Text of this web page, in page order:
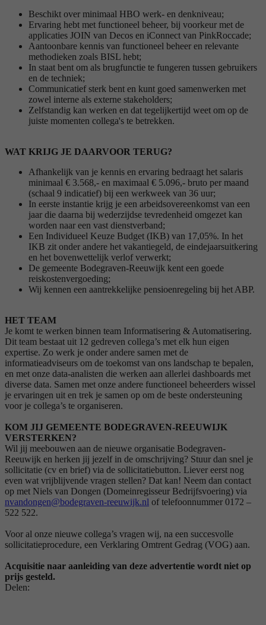
Beschikt over minimaal HBO werk- en denkniveau;
Ervaring hebt met functioneel beheer, bij voorkeur met de
applicaties JOIN van Decos en iConnect van PinkRoccade;
Aantoonbare kennis van functioneel beheer en relevante
methodieken zoals BISL hebt;
In staat bent om als brugfunctie te fungeren tussen gebruikers
en de techniek;
Communicatief sterk bent en kunt goed samenwerken met
zowel interne als externe stakeholders;
Zelfstandig kan werken en dat tegelijkertijd weet om op de
juiste momenten collega's te betrekken.
WAT KRIJG JE DAARVOOR TERUG?
Afhankelijk van je kennis en ervaring bedraagt het salaris
minimaal € 3.568,- en maximaal € 5.096,- bruto per maand
(schaal 9 indicatief) bij een werkweek van 36 uur;
In eerste instantie krijg je een arbeidsovereenkomst van een
jaar die daarna bij wederzijdse tevredenheid omgezet kan
worden naar een vast dienstverband;
Een Individueel Keuze Budget (IKB) van 17,05%. In het
IKB zit onder andere het vakantiegeld, de eindejaarsuitkering
en het bovenwettelijk verlof verwerkt;
De gemeente Bodegraven-Reeuwijk kent een goede
reiskostenvergoeding;
Wij kennen een aantrekkelijke pensioenregeling bij het ABP.
HET TEAM
Je komt te werken binnen team Informatisering & Automatisering.
Dit team bestaat uit 12 gedreven collega’s met elk hun eigen
expertise. Zo werk je onder andere samen met de
informatieadviseurs om de toekomst van ons landschap te bepalen,
en met onze data-analisten die werken aan allerlei dashboards met
diverse data. Samen met onze andere functioneel beheerders wissel
je ervaringen uit en trek je samen op om de beste ondersteuning
voor je collega’s te organiseren.
KOM JIJ GEMEENTE BODEGRAVEN-REEUWIJK
VERSTERKEN?
Wil jij meebouwen aan de nieuwe organisatie Bodegraven-
Reeuwijk en herken jij jezelf in de omschrijving? Stuur dan snel je
sollicitatie (cv en brief) via de sollicitatiebutton. Liever eerst nog
even wat vrijblijvende vragen stellen? Dat kan! Neem dan contact
op met Niels van Dongen (Domeinregisseur Bedrijfsvoering) via
nvandongen@bodegraven-reeuwijk.nl of telefoonnummer 0172 –
522 522.
Voor al onze nieuwe collega’s vragen wij, na een succesvolle
sollicitatieprocedure, een Verklaring Omtrent Gedrag (VOG) aan.
Acquisitie naar aanleiding van deze advertentie wordt niet op
prijs gesteld.
Delen: